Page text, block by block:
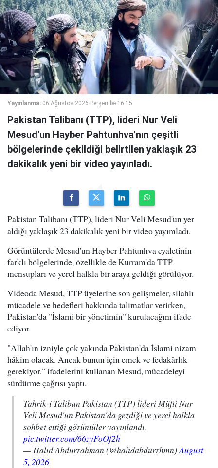
Yayınlanma: 06 Ağustos 2026 Perşembe 16:15
Pakistan Talibanı (TTP), lideri Nur Veli
Mesud'un Hayber Pahtunhva'nın çeşitli
bölgelerinde çekildiği belirtilen yaklaşık 23
dakikalık yeni bir video yayınladı.
Pakistan Talibanı (TTP), lideri Nur Veli Mesud'un yer
aldığı yaklaşık 23 dakikalık yeni bir video yayımladı.
Görüntülerde Mesud'un Hayber Pahtunhva eyaletinin
farklı bölgelerinde, özellikle de Kurram'da TTP
mensupları ve yerel halkla bir araya geldiği görülüyor.
Videoda Mesud, TTP üyelerine son gelişmeler, silahlı
mücadele ve hedefleri hakkında talimatlar verirken,
Pakistan'da "İslami bir yönetimin" kurulacağını ifade
ediyor.
"Allah'ın izniyle çok yakında Pakistan'da İslami nizam
hâkim olacak. Ancak bunun için emek ve fedakârlık
gerekiyor." ifadelerini kullanan Mesud, mücadeleyi
sürdürme çağrısı yaptı.
Tahrik-i Taliban Pakistan (TTP) lideri Müfti Nur
Veli Mesud'un Pakistan'da gezdiği ve yerel halkla
sohbet ettiği görüntüler yayınlandı.
pic.twitter.com/66zyFoOf2h
— Halid Abdurrahman (@halidabdurrhmn) August
5, 2026